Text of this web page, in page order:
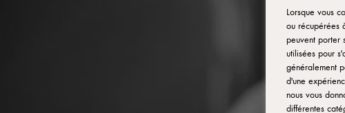
Lorsque vous
ou récupérées
peuvent porter
utilisées pour
généralement
d'une
nous vous
différentes